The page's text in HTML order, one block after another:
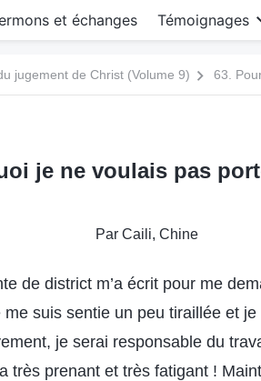
et échanges Témoignages
jugement de Christ (Volume 9) 63.
je ne voulais pas
Par Caili, Chine
de district m’a écrit pour me
me suis sentie un peu tiraillée et
je serai responsable du
très prenant et très fatigant !